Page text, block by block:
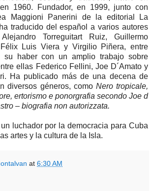
1960. Fundador, en 1999, junto con
Maggioni Panerini de la editorial La
traducido del español a varios autores
Torreguitart Ruiz, Guillermo
Luis Viera y Virgilio Piñera, entre
su haber con un amplio trabajo sobre
ellas Federico Fellini, Joe D´Amato y
Ha publicado más de una decena de
diversos géneros, como Nero tropicale,
ertorismo e ponorgrafia secondo Joe d
– biografia non autorizzata.
luchador por la democracia para Cuba
artes y la cultura de la Isla.
at 6:30 AM